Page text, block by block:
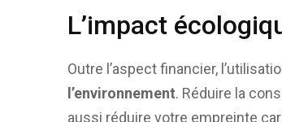
L’impact
Outre l’aspect financier,
l’environnement. Réduire la
aussi réduire votre empreinte